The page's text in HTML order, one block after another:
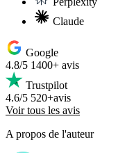
Claude
Google
4.8/5 1400+ avis
Trustpilot
4.6/5 520+avis
Voir tous les avis
A propos de l'auteur